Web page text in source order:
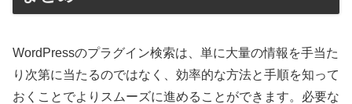
WordPressのプラグイン検索は、単に大量の情報を手当た
り次第に当たるのではなく、効率的な方法と手順を知って
おくことでよりスムーズに進めることができます。必要な